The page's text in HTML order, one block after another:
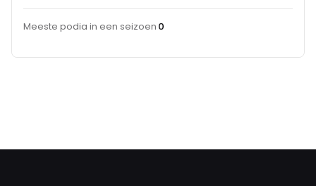
Meeste podia in een seizoen 0